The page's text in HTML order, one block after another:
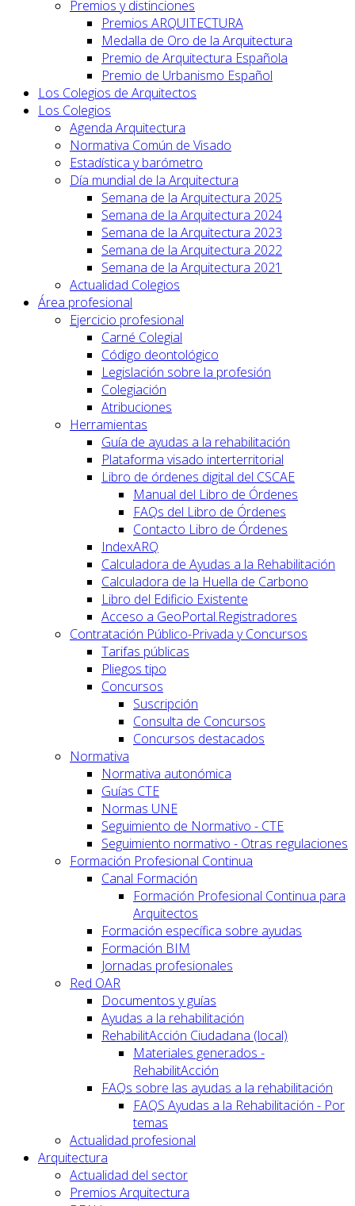
Premios y distinciones
Premios ARQUITECTURA
Medalla de Oro de la Arquitectura
Premio de Arquitectura Española
Premio de Urbanismo Español
Los Colegios de Arquitectos
Los Colegios
Agenda Arquitectura
Normativa Común de Visado
Estadística y barómetro
Día mundial de la Arquitectura
Semana de la Arquitectura 2025
Semana de la Arquitectura 2024
Semana de la Arquitectura 2023
Semana de la Arquitectura 2022
Semana de la Arquitectura 2021
Actualidad Colegios
Área profesional
Ejercicio profesional
Carné Colegial
Código deontológico
Legislación sobre la profesión
Colegiación
Atribuciones
Herramientas
Guía de ayudas a la rehabilitación
Plataforma visado interterritorial
Libro de órdenes digital del CSCAE
Manual del Libro de Órdenes
FAQs del Libro de Órdenes
Contacto Libro de Órdenes
IndexARQ
Calculadora de Ayudas a la Rehabilitación
Calculadora de la Huella de Carbono
Libro del Edificio Existente
Acceso a GeoPortal.Registradores
Contratación Público-Privada y Concursos
Tarifas públicas
Pliegos tipo
Concursos
Suscripción
Consulta de Concursos
Concursos destacados
Normativa
Normativa autonómica
Guías CTE
Normas UNE
Seguimiento de Normativo - CTE
Seguimiento normativo - Otras regulaciones
Formación Profesional Continua
Canal Formación
Formación Profesional Continua para
Arquitectos
Formación específica sobre ayudas
Formación BIM
Jornadas profesionales
Red OAR
Documentos y guías
Ayudas a la rehabilitación
RehabilitAcción Ciudadana (local)
Materiales generados -
RehabilitAcción
FAQs sobre las ayudas a la rehabilitación
FAQS Ayudas a la Rehabilitación - Por
temas
Actualidad profesional
Arquitectura
Actualidad del sector
Premios Arquitectura